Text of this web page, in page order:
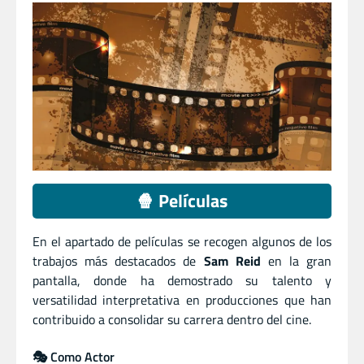
🍿 Películas
En el apartado de películas se recogen algunos de los
trabajos más destacados de Sam Reid en la gran
pantalla, donde ha demostrado su talento y
versatilidad interpretativa en producciones que han
contribuido a consolidar su carrera dentro del cine.
🎭 Como Actor